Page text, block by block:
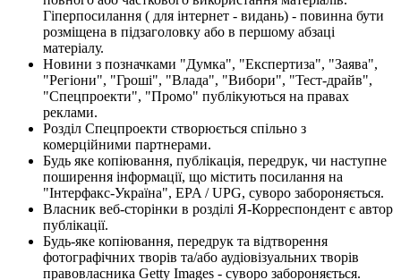
Гіперпосилання ( для інтернет - видань) - повинна бути
розміщена в підзаголовку або в першому абзаці
матеріалу.
Новини з позначками "Думка", "Експертиза", "Заява",
"Регіони", "Гроші", "Влада", "Вибори", "Тест-драйв",
"Спецпроекти", "Промо" публікуються на правах
реклами.
Розділ Спецпроекти створюється спільно з
комерційними партнерами.
Будь яке копіювання, публікація, передрук, чи наступне
поширення інформації, що містить посилання на
"Інтерфакс-Україна", EPA / UPG, суворо забороняється.
Власник веб-сторінки в розділі Я-Корреспондент є автор
публікації.
Будь-яке копіювання, передрук та відтворення
фотографічних творів та/або аудіовізуальних творів
правовласника Getty Images - суворо забороняється.